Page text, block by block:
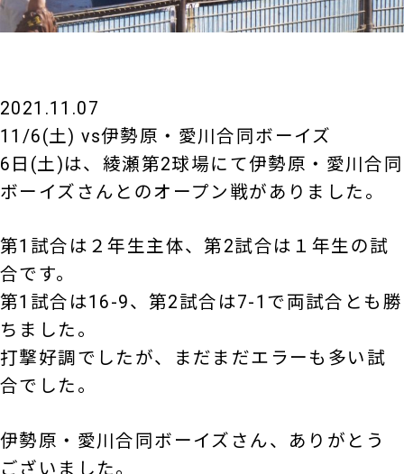
2021.11.07
11/6(土) vs伊勢原・愛川合同ボーイズ
6日(土)は、綾瀬第2球場にて伊勢原・愛川合同
ボーイズさんとのオープン戦がありました。
第1試合は２年生主体、第2試合は１年生の試
合です。
第1試合は16-9、第2試合は7-1で両試合とも勝
ちました。
打撃好調でしたが、まだまだエラーも多い試
合でした。
伊勢原・愛川合同ボーイズさん、ありがとう
ございました。